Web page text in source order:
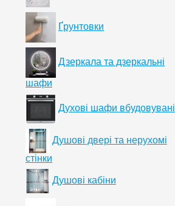
Ґрунтовки
Дзеркала та дзеркальні
шафи
Духові шафи вбудовувані
Душові двері та нерухомі
стінки
Душові кабіни